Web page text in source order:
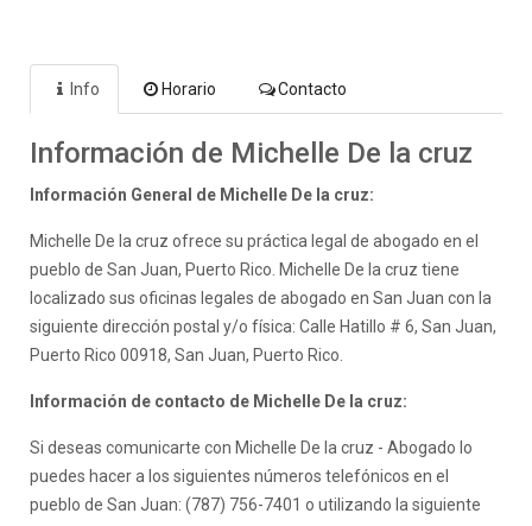
Info Horario Contacto
Información de Michelle De la cruz
Información General de Michelle De la cruz:
Michelle De la cruz ofrece su práctica legal de abogado en el
pueblo de San Juan, Puerto Rico. Michelle De la cruz tiene
localizado sus oficinas legales de abogado en San Juan con la
siguiente dirección postal y/o física: Calle Hatillo # 6, San Juan,
Puerto Rico 00918, San Juan, Puerto Rico.
Información de contacto de Michelle De la cruz:
Si deseas comunicarte con Michelle De la cruz - Abogado lo
puedes hacer a los siguientes números telefónicos en el
pueblo de San Juan: (787) 756-7401 o utilizando la siguiente